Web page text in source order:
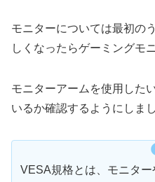
モニターについては最初の
しくなったらゲーミングモ
モニターアームを使用したい
いるか確認するようにしまし
VESA規格とは、モニタ